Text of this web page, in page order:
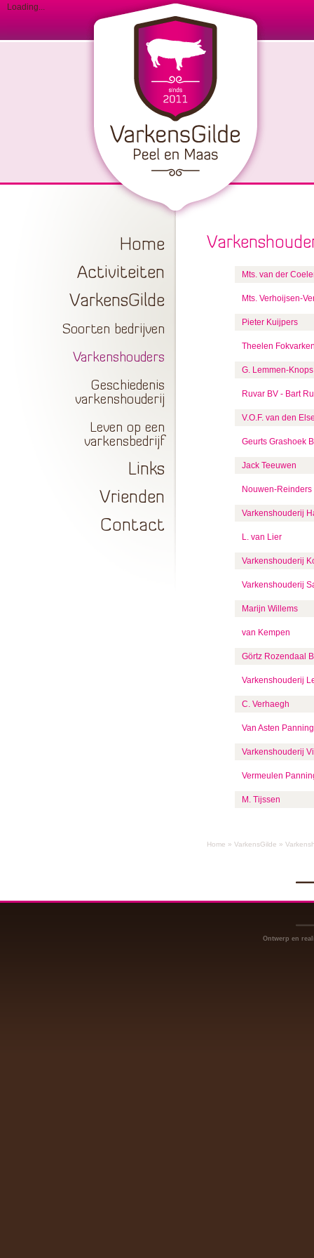
Loading...
Home
Activiteiten
VarkensGilde
Soorten bedrijven
Varkenshouders
Geschiedenis
varkenshouderij
Leven op een
varkensbedrijf
Links
Vrienden
Contact
Mts. van der
Mts. Verhoijsen-
Pieter Kuijpers
Theelen
G. Lemmen-Knops
Ruvar BV - Bart
V.O.F. van den
Geurts Grashoek
Jack Teeuwen
Nouwen-Reinders
Varkenshouderij
L. van Lier
Varkenshouderij
Varkenshouderij
Marijn Willems
van Kempen
Görtz Rozendaal
Varkenshouderij
C. Verhaegh
Van Asten
Varkenshouderij
Vermeulen
M. Tijssen
Home » VarkensGilde »
Ontwerp en